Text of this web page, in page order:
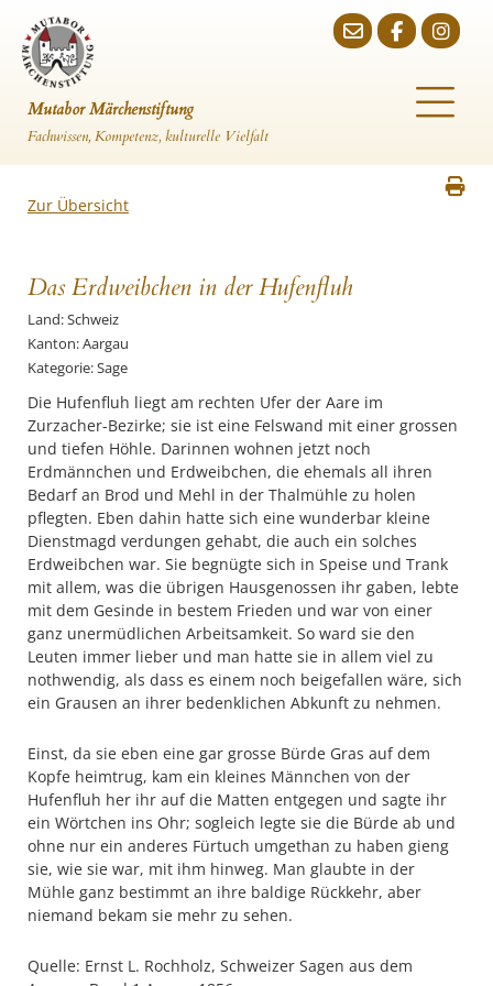
Mutabor Märchenstiftung
Fachwissen, Kompetenz, kulturelle Vielfalt
Zur Übersicht
Das Erdweibchen in der Hufenfluh
Land: Schweiz
Kanton: Aargau
Kategorie: Sage
Die Hufenfluh liegt am rechten Ufer der Aare im
Zurzacher-Bezirke; sie ist eine Felswand mit einer grossen
und tiefen Höhle. Darinnen wohnen jetzt noch
Erdmännchen und Erdweibchen, die ehemals all ihren
Bedarf an Brod und Mehl in der Thalmühle zu holen
pflegten. Eben dahin hatte sich eine wunderbar kleine
Dienstmagd verdungen gehabt, die auch ein solches
Erdweibchen war. Sie begnügte sich in Speise und Trank
mit allem, was die übrigen Hausgenossen ihr gaben, lebte
mit dem Gesinde in bestem Frieden und war von einer
ganz unermüdlichen Arbeitsamkeit. So ward sie den
Leuten immer lieber und man hatte sie in allem viel zu
nothwendig, als dass es einem noch beigefallen wäre, sich
ein Grausen an ihrer bedenklichen Abkunft zu nehmen.
Einst, da sie eben eine gar grosse Bürde Gras auf dem
Kopfe heimtrug, kam ein kleines Männchen von der
Hufenfluh her ihr auf die Matten entgegen und sagte ihr
ein Wörtchen ins Ohr; sogleich legte sie die Bürde ab und
ohne nur ein anderes Fürtuch umgethan zu haben gieng
sie, wie sie war, mit ihm hinweg. Man glaubte in der
Mühle ganz bestimmt an ihre baldige Rückkehr, aber
niemand bekam sie mehr zu sehen.
Quelle: Ernst L. Rochholz, Schweizer Sagen aus dem